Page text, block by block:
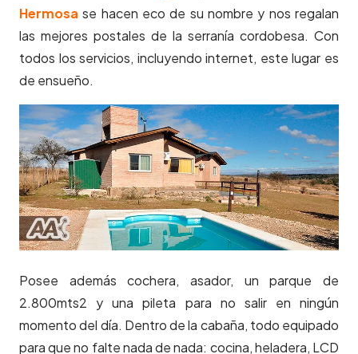
Hermosa se hacen eco de su nombre y nos regalan
las mejores postales de la serranía cordobesa. Con
todos los servicios, incluyendo internet, este lugar es
de ensueño.
Posee además cochera, asador, un parque de
2.800mts2 y una pileta para no salir en ningún
momento del día. Dentro de la cabaña, todo equipado
para que no falte nada de nada: cocina, heladera, LCD